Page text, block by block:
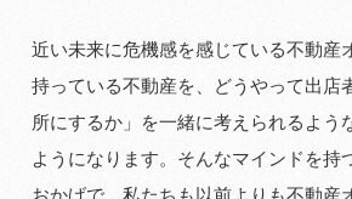
近い未来に危機感を感じている不動産
持っている不動産を、どうやって出店
所にするか」を一緒に考えられるよう
ようになります。そんなマインドを持
おかげで、私たちも以前よりも不動産